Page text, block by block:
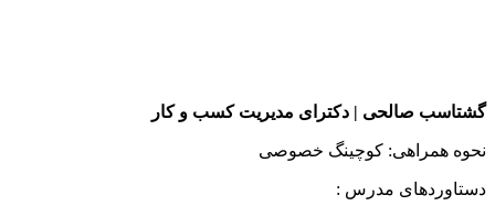
گشتاسب صالحی | دکترای مدیریت کسب و کار
نحوه همراهی: کوچینگ خصوصی
دستاوردهای مدرس :